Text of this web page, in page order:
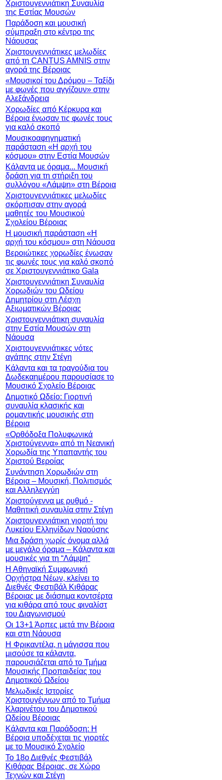
Χριστουγεννιάτικη Συναυλία
της Εστίας Μουσών
Παράδοση και μουσική
σύμπραξη στο κέντρο της
Νάουσας
Χριστουγεννιάτικες μελωδίες
από τη CANTUS AMNIS στην
αγορά της Βέροιας
«Μουσικοί του Δρόμου – Ταξίδι
με φωνές που αγγίζουν» στην
Αλεξάνδρεια
Χορωδίες από Κέρκυρα και
Βέροια ένωσαν τις φωνές τους
για καλό σκοπό
Μουσικοαφηγηματική
παράσταση «Η αρχή του
κόσμου» στην Εστία Μουσών
Κάλαντα με όραμα... Mουσική
δράση για τη στήριξη του
συλλόγου «Λάμψη» στη Βέροια
Χριστουγεννιάτικες μελωδίες
σκόρπισαν στην αγορά
μαθητές του Μουσικού
Σχολείου Βέροιας
Η μουσική παράσταση «Η
αρχή του κόσμου» στη Νάουσα
Βεροιώτικες χορωδίες ένωσαν
τις φωνές τους για καλό σκοπό
σε Χριστουγεννιάτικο Gala
Χριστουγεννιάτικη Συναυλία
Χορωδιών του Ωδείου
Δημητρίου στη Λέσχη
Αξιωματικών Βέροιας
Χριστουγεννιάτικη συναυλία
στην Εστία Μουσών στη
Νάουσα
Χριστουγεννιάτικες νότες
αγάπης στην Στέγη
Κάλαντα και τα τραγούδια του
Δωδεκαημέρου παρουσίασε το
Μουσικό Σχολείο Βέροιας
Δημοτικό Ωδείο: Γιορτινή
συναυλία κλασικής και
ρομαντικής μουσικής στη
Βέροια
«Ορθόδοξα Πολυφωνικά
Χριστούγεννα» από τη Νεανική
Χορωδία της Υπαπαντής του
Χριστού Βεροίας
Συνάντηση Χορωδιών στη
Βέροια – Μουσική, Πολιτισμός
και Αλληλεγγύη
Χριστούγεννα με ρυθμό -
Μαθητική συναυλία στην Στέγη
Χριστουγεννιάτικη γιορτή του
Λυκείου Ελληνίδων Ναούσης
Μια δράση χωρίς όνομα αλλά
με μεγάλο όραμα – Κάλαντα και
μουσικές για τη “Λάμψη”
Η Αθηναϊκή Συμφωνική
Ορχήστρα Νέων, κλείνει το
Διεθνές Φεστιβάλ Κιθάρας
Βέροιας με διάσημα κοντσέρτα
για κιθάρα από τους φιναλίστ
του Διαγωνισμού
Οι 13+1 Άρπες μετά την Βέροια
και στη Νάουσα
Η Φρικαντέλα, η μάγισσα που
μισούσε τα κάλαντα,
παρουσιάζεται από το Τμήμα
Μουσικής Προπαιδείας του
Δημοτικού Ωδείου
Μελωδικές Ιστορίες
Χριστουγέννων από το Τμήμα
Κλαρινέτου του Δημοτικού
Ωδείου Βέροιας
Κάλαντα και Παράδοση: Η
Βέροια υποδέχεται τις γιορτές
με το Μουσικό Σχολείο
Το 18ο Διεθνές Φεστιβάλ
Κιθάρας Βέροιας, σε Χώρο
Τεχνών και Στέγη